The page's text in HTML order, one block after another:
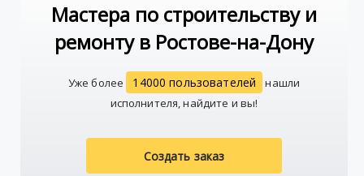
Мастера по строительству и
ремонту в Ростове-на-Дону
Уже более 14000 пользователей
нашли
исполнителя, найдите и вы!
Создать заказ